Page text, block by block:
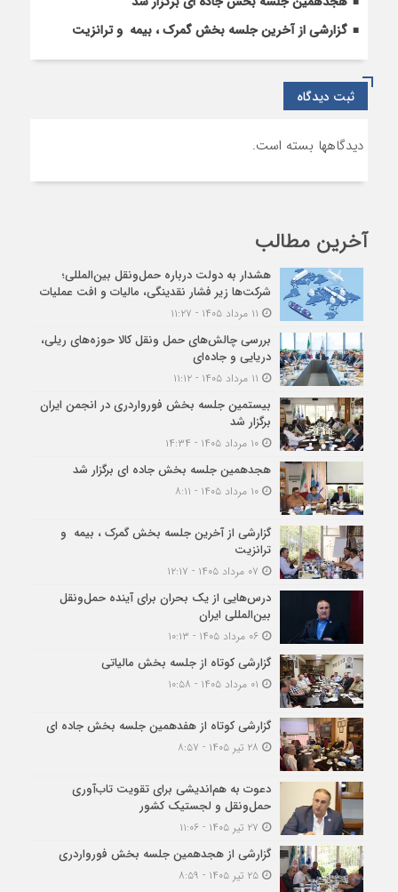
گزارشی از آخرین جلسه بخش گمرک ، بیمه و ترانزیت
ثبت دیدگاه
دیدگاهها بسته است.
آخرین مطالب
هشدار به دولت درباره حمل‌ونقل بین‌المللی؛
شرکت‌ها زیر فشار نقدینگی، مالیات و افت عملیات
بررسی چالش‌های حمل ونقل کالا حوزه‌های ریلی،
دریایی و جاده‌ای
بیستمین جلسه بخش فورواردری در انجمن ایران
برگزار شد
۱۰ مرداد ۱۴۰۵ - ۱۴:۳۴
هجدهمین جلسه بخش جاده ای برگزار شد
۱۰ مرداد ۱۴۰۵ - ۸:۱۱
گزارشی از آخرین جلسه بخش گمرک ، بیمه و
ترانزیت
درس‌هایی از یک بحران برای آینده حمل‌ونقل
بین‌المللی ایران
گزارشی کوتاه از جلسه بخش مالیاتی
گزارشی کوتاه از هفدهمین جلسه بخش جاده ای
دعوت به هم‌اندیشی برای تقویت تاب‌آوری
حمل‌ونقل و لجستیک کشور
گزارشی از هجدهمین جلسه بخش فورواردری
۲۵ تیر ۱۴۰۵ - ۸:۵۹